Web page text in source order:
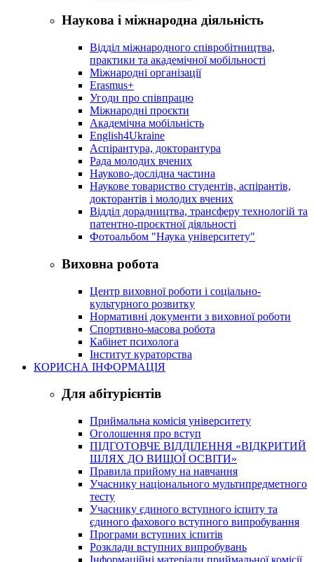
Наукова і міжнародна діяльність
Відділ міжнародного співробітництва,
практики та академічної мобільності
Міжнародні організації
Erasmus+
Угоди про співпрацю
Міжнародні проєкти
Академічна мобільність
English4Ukraine
Аспірантура, докторантура
Рада молодих вчених
Науково-дослідна частина
Наукове товариство студентів, аспірантів,
докторантів і молодих вчених
Відділ дорадництва, трансферу технологій та
патентно-проєктної діяльності
Фотоальбом "Наука університету"
Виховна робота
Центр виховної роботи і соціально-
культурного розвитку
Нормативні документи з виховної роботи
Спортивно-масова робота
Кабінет психолога
Інститут кураторства
КОРИСНА ІНФОРМАЦІЯ
Для абітурієнтів
Приймальна комісія університету
Оголошення про вступ
ПІДГОТОВЧЕ ВІДДІЛЕННЯ «ВІДКРИТИЙ
ШЛЯХ ДО ВИЩОЇ ОСВІТИ»
Правила прийому на навчання
Учаснику національного мультипредметного
тесту
Учаснику єдиного вступного іспиту та
єдиного фахового вступного випробування
Програми вступних іспитів
Розклади вступних випробувань
Інформаційні матеріали приймальної комісії